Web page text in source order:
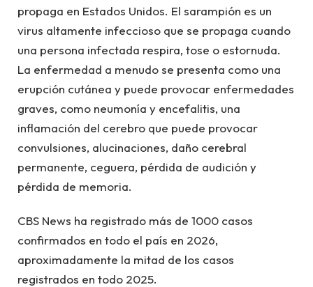
propaga en Estados Unidos. El sarampión es un
virus altamente infeccioso que se propaga cuando
una persona infectada respira, tose o estornuda.
La enfermedad a menudo se presenta como una
erupción cutánea y puede provocar enfermedades
graves, como neumonía y encefalitis, una
inflamación del cerebro que puede provocar
convulsiones, alucinaciones, daño cerebral
permanente, ceguera, pérdida de audición y
pérdida de memoria.
CBS News ha registrado más de 1000 casos
confirmados en todo el país en 2026,
aproximadamente la mitad de los casos
registrados en todo 2025.